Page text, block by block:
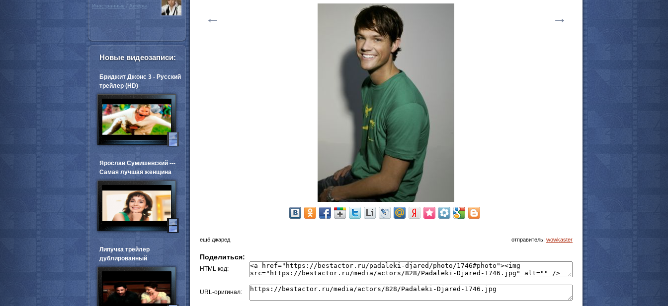
← →
ещё джаред отправитель: wowkaster
Поделиться:
HTML код:
URL-оригинал:
Иностранные / Актёры
Новые видеозаписи:
Бриджит Джонс 3 - Русский
трейлер (HD)
Ярослав Сумишевский ---
Самая лучшая женщина
Липучка трейлер
дублированный